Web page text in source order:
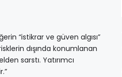
“istikrar ve güven algısı”
dışında konumlanan
sarstı. Yatırımcı